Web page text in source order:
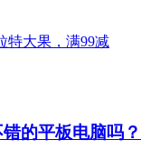
的平板电脑吗？